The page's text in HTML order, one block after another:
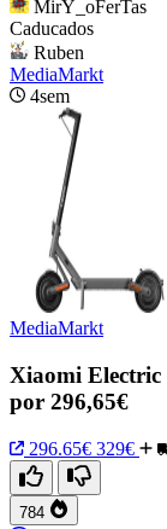
MirY_oFerTas
Caducados
Ruben
MediaMarkt
4sem
MediaMarkt
Xiaomi Electric
por 296,65€
296.65€ 329€
784